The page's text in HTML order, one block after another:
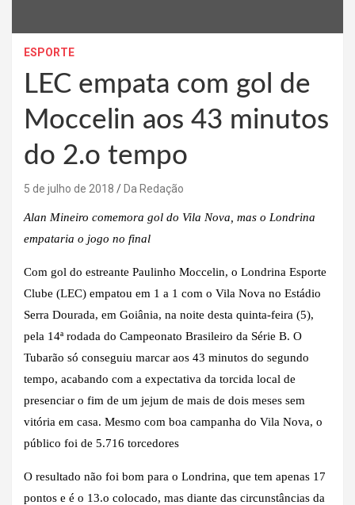
ESPORTE
LEC empata com gol de
Moccelin aos 43 minutos
do 2.o tempo
5 de julho de 2018 Da Redação
Alan Mineiro comemora gol do Vila Nova, mas o Londrina
empataria o jogo no final
Com gol do estreante Paulinho Moccelin, o Londrina Esporte
Clube (LEC) empatou em 1 a 1 com o Vila Nova no Estádio
Serra Dourada, em Goiânia, na noite desta quinta-feira (5),
pela 14ª rodada do Campeonato Brasileiro da Série B. O
Tubarão só conseguiu marcar aos 43 minutos do segundo
tempo, acabando com a expectativa da torcida local de
presenciar o fim de um jejum de mais de dois meses sem
vitória em casa. Mesmo com boa campanha do Vila Nova, o
público foi de 5.716 torcedores
O resultado não foi bom para o Londrina, que tem apenas 17
pontos e é o 13.o colocado, mas diante das circunstâncias da